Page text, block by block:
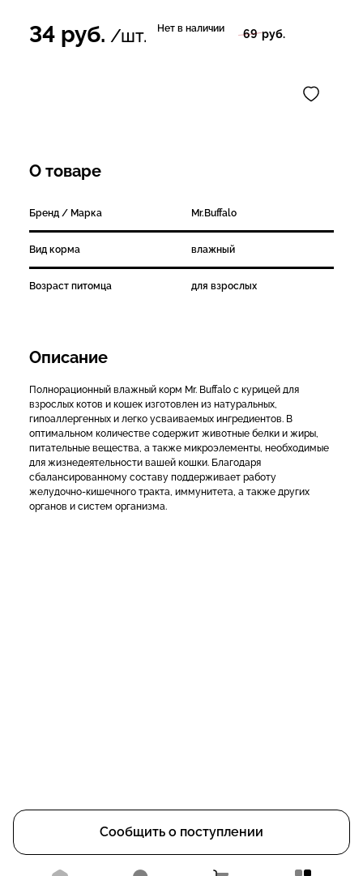
34 руб. /шт. Нет в наличии 69руб.
О товаре
Бренд / Марка Mr.Buffalo
Вид корма влажный
Возраст питомца для взрослых
Описание
Полнорационный влажный корм Mr. Buffalo с курицей для
взрослых котов и кошек изготовлен из натуральных,
гипоаллергенных и легко усваиваемых ингредиентов. В
оптимальном количестве содержит животные белки и жиры,
питательные вещества, а также микроэлементы, необходимые
для жизнедеятельности вашей кошки. Благодаря
сбалансированному составу поддерживает работу
желудочно-кишечного тракта, иммунитета, а также других
органов и систем организма.
Сообщить о поступлении